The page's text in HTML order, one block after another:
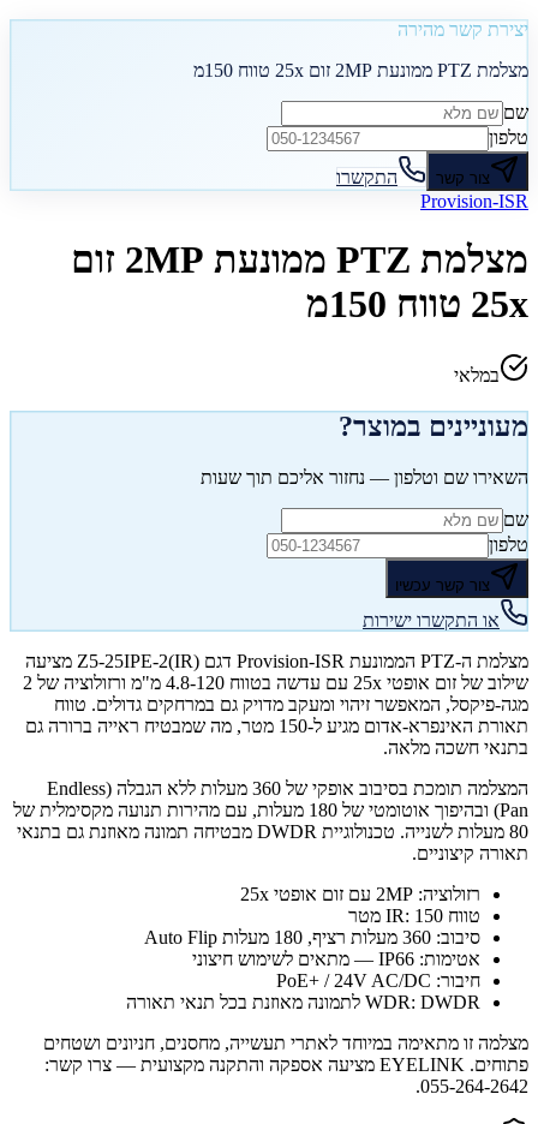
יצירת קשר מהירה
מצלמת PTZ ממונעת 2MP זום 25x טווח 150מ
שם
טלפון
צור קשר
התקשרו
Provision-ISR
מצלמת PTZ ממונעת 2MP זום
25x טווח 150מ
במלאי
מעוניינים במוצר?
השאירו שם וטלפון — נחזור אליכם תוך שעות
שם
טלפון
צור קשר עכשיו
או התקשרו ישירות
מצלמת ה-PTZ הממונעת Provision-ISR דגם Z5-25IPE-2(IR) מציעה
שילוב של זום אופטי 25x עם עדשה בטווח 4.8-120 מ"מ ורזולוציה של 2
מגה-פיקסל, המאפשר זיהוי ומעקב מדויק גם במרחקים גדולים. טווח
תאורת האינפרא-אדום מגיע ל-150 מטר, מה שמבטיח ראייה ברורה גם
בתנאי חשכה מלאה.
המצלמה תומכת בסיבוב אופקי של 360 מעלות ללא הגבלה (Endless
Pan) ובהיפוך אוטומטי של 180 מעלות, עם מהירות תנועה מקסימלית של
80 מעלות לשנייה. טכנולוגיית DWDR מבטיחה תמונה מאוזנת גם בתנאי
תאורה קיצוניים.
רזולוציה: 2MP עם זום אופטי 25x
טווח IR: 150 מטר
סיבוב: 360 מעלות רציף, 180 מעלות Auto Flip
אטימות: IP66 — מתאים לשימוש חיצוני
חיבור: PoE+ / 24V AC/DC
WDR: DWDR לתמונה מאוזנת בכל תנאי תאורה
מצלמה זו מתאימה במיוחד לאתרי תעשייה, מחסנים, חניונים ושטחים
פתוחים. EYELINK מציעה אספקה והתקנה מקצועית — צרו קשר:
055-264-2642.